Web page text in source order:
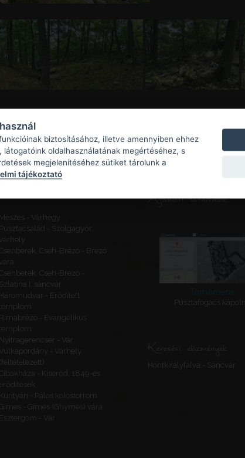
Meszes - Várhegy
Pusztacsalád - Szolgagyőr,
várhely
Cseh-Brézó - Brezó
vára
Cseh-Brézó -
Szlatina I. sáncvár
Háromudvar - Erődített
templom
Rimabrézó - Evangélikus
templom
Nyitragerencsér - Vár
Vulkapordány - Várhely
(feltételezett)
- Kiserőd, 1849-es
Kurityán - Pálos kolostorrom
- Gímes (Ghymes) vára
Esztergom - Vár
Ajánlott látnivalók
Tarnaméra
Pusztafogacs
Keresési előzmények
Hontkirályfalva - Sáncvár
biztosításához, illetve amennyiben ehhez
látogatóink oldalhasználatának megértéséhez, s
megjelenítéséhez sütiket tárolunk a
tájékoztató